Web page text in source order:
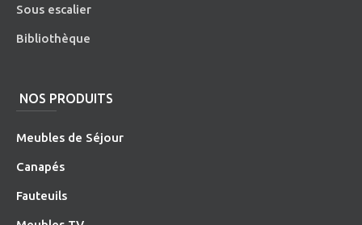
Sous escalier
Bibliothèque
NOS PRODUITS
Meubles de Séjour
Canapés
Fauteuils